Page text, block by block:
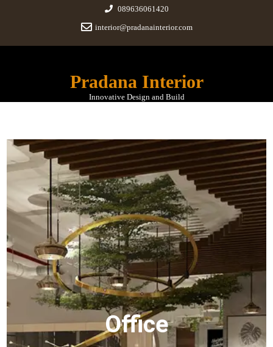
089636061420
interior@pradanainterior.com
Pradana Interior
Innovative Design and Build
Office
Office